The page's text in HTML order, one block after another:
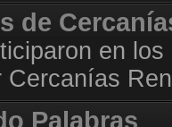
de
en
Cercanías
Palabras